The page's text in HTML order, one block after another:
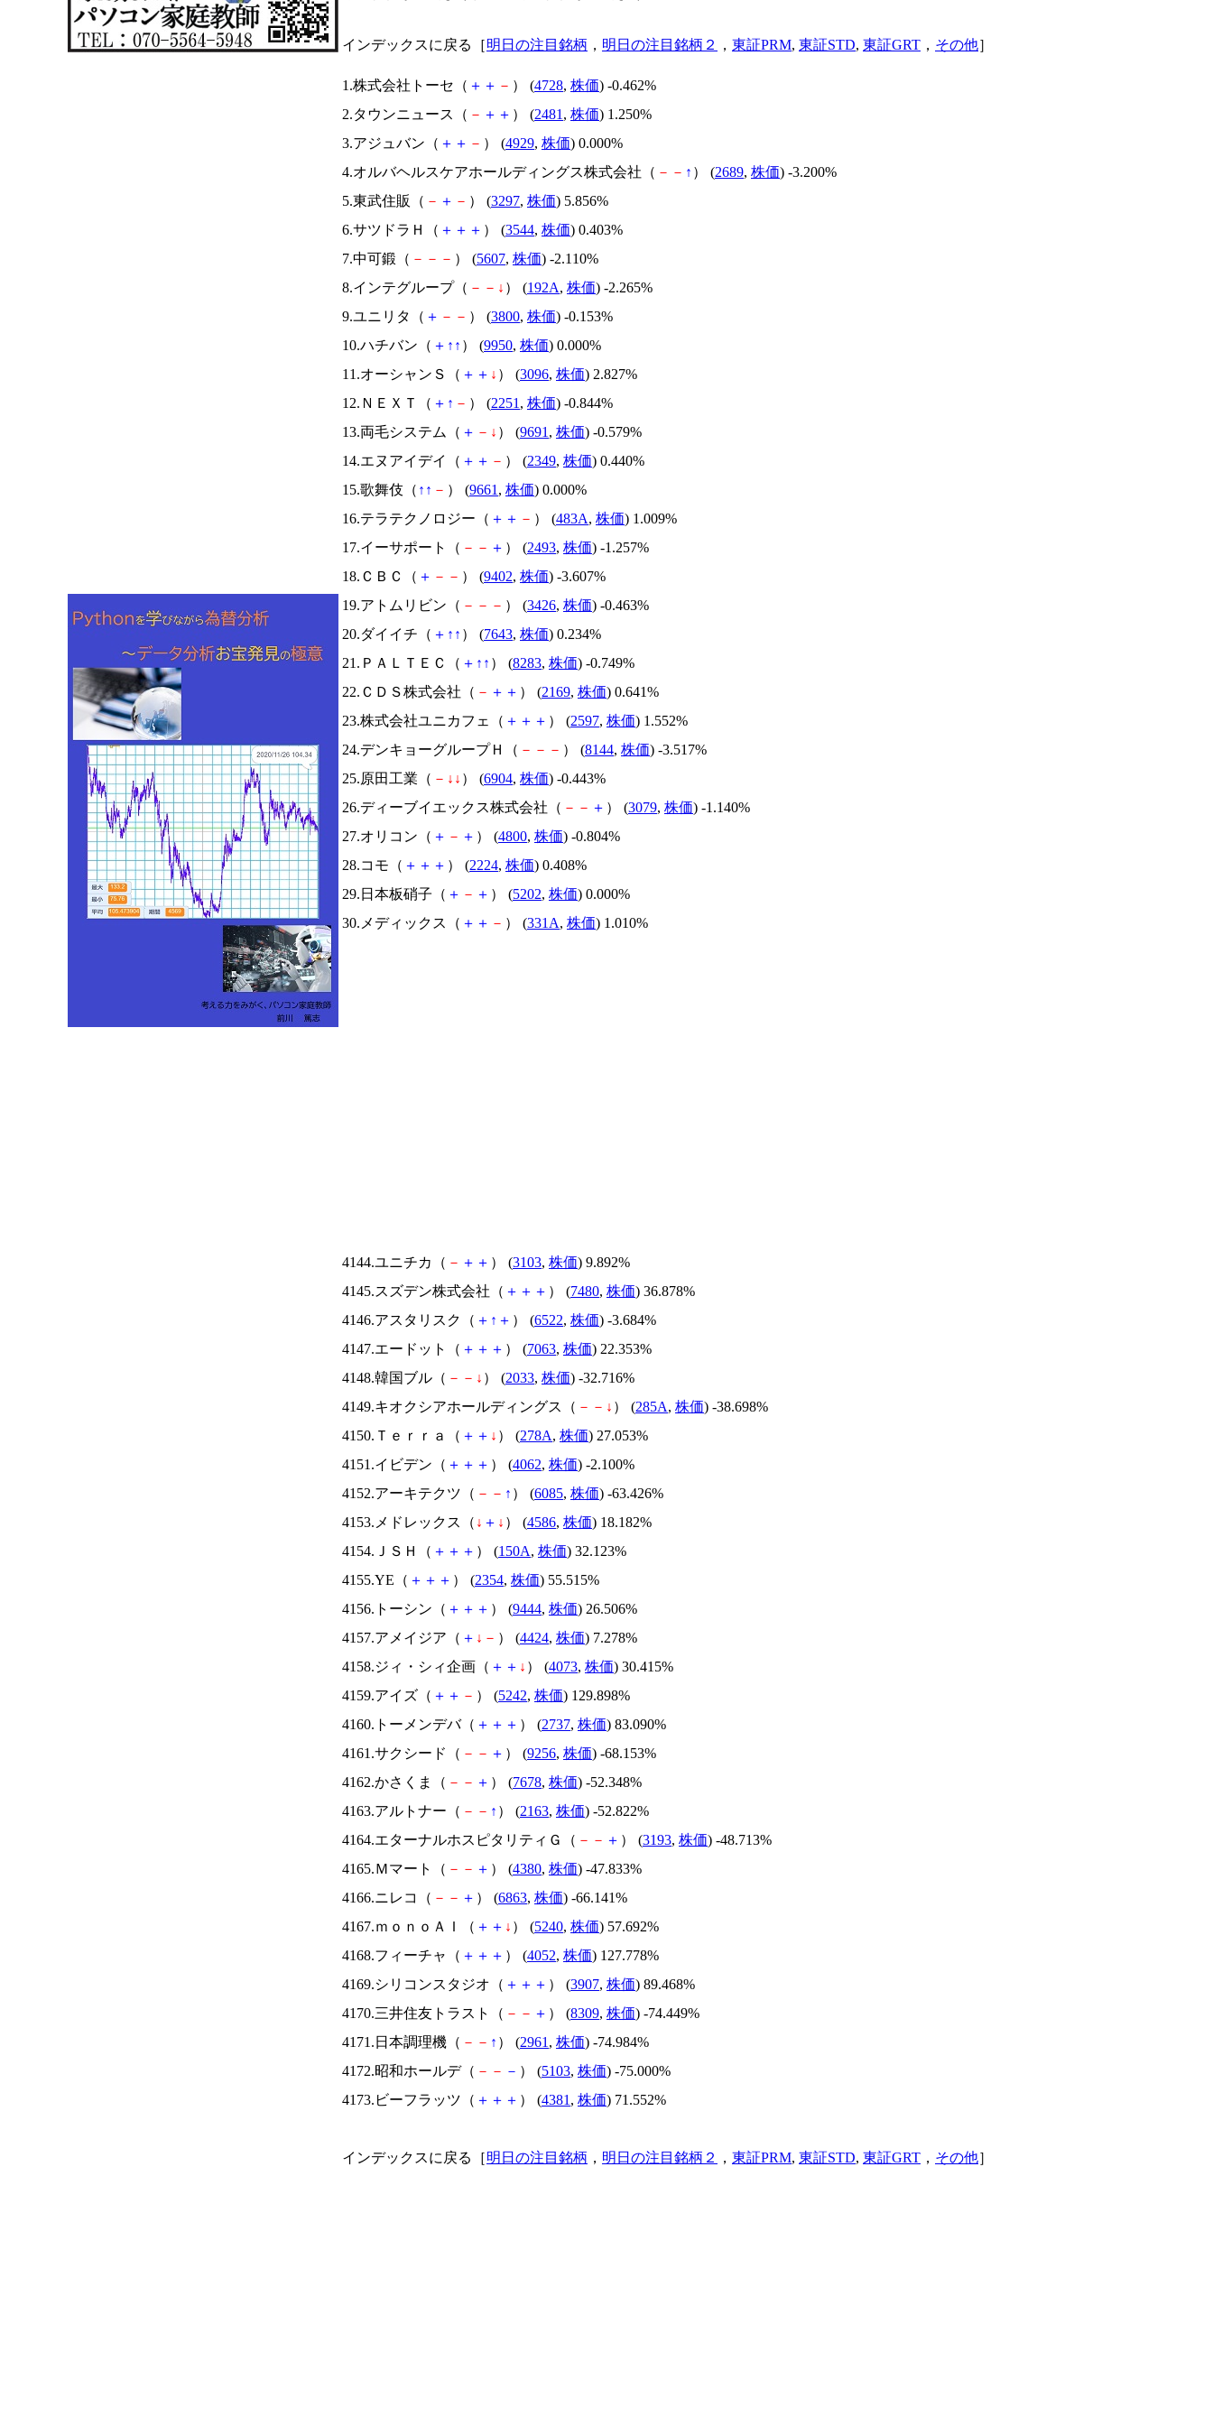
インデックスに戻る［明日の注目銘柄 ， 明日の注目銘柄２ ， 東証PRM, 東証STD, 東証GRT ， その他］
1.株式会社トーセ（ ＋ ＋ － ） (4728, 株価) -0.462%
2.タウンニュース（ － ＋ ＋ ） (2481 , 株価) 1.250%
3.アジュバン（ ＋ ＋ － ） (4929, 株価) 0.000%
4.オルバヘルスケアホールディングス株式会社（ － － ↑ ） (2689, 株価) -3.200%
5.東武住販（ － ＋ － ） (3297, 株価) 5.856%
6.サツドラＨ（ ＋ ＋ ＋ ） (3544, 株価) 0.403%
7.中可鍛（ － － － ） (5607, 株価) -2.110%
8.インテグループ（ － － ↓ ） (192A, 株価) -2.265%
9.ユニリタ（ ＋ － － ） (3800, 株価) -0.153%
10.ハチバン（ ＋ ↑ ↑ ） (9950, 株価) 0.000%
11.オーシャンＳ（ ＋ ＋ ↓ ） (3096, 株価) 2.827%
12.ＮＥＸＴ（ ＋ ↑ － ） (2251 , 株価) -0.844%
13.両毛システム（ ＋ － ↓ ） (9691 , 株価) -0.579%
14.エヌアイデイ（ ＋ ＋ － ） (2349, 株価) 0.440%
15.歌舞伎（ ↑ ↑ － ） (9661 , 株価) 0.000%
16.テラテクノロジー（ ＋ ＋ － ） (483A, 株価) 1.009%
17.イーサポート（ － － ＋ ） (2493, 株価) -1.257%
18.ＣＢＣ（ ＋ － － ） (9402, 株価) -3.607%
19.アトムリビン（ － － － ） (3426, 株価) -0.463%
20.ダイイチ（ ＋ ↑ ↑ ） (7643, 株価) 0.234%
21.ＰＡＬＴＥＣ（ ＋ ↑ ↑ ） (8283, 株価) -0.749%
22.ＣＤＳ株式会社（ － ＋ ＋ ） (2169, 株価) 0.641%
23.株式会社ユニカフェ（ ＋ ＋ ＋ ） (2597, 株価) 1.552%
24.デンキョーグループＨ（ － － － ） (8144, 株価) -3.517%
25.原田工業（ － ↓ ↓ ） (6904, 株価) -0.443%
26.ディーブイエックス株式会社（ － － ＋ ） (3079, 株価) -1.140%
27.オリコン（ ＋ － ＋ ） (4800, 株価) -0.804%
28.コモ（ ＋ ＋ ＋ ） (2224, 株価) 0.408%
29.日本板硝子（ ＋ － ＋ ） (5202, 株価) 0.000%
30.メディックス（ ＋ ＋ － ） (331A, 株価) 1.010%
4144.ユニチカ（ － ＋ ＋ ） (3103, 株価) 9.892%
4145.スズデン株式会社（ ＋ ＋ ＋ ） (7480, 株価) 36.878%
4146.アスタリスク（ ＋ ↑ ＋ ） (6522, 株価) -3.684%
4147.エードット（ ＋ ＋ ＋ ） (7063, 株価) 22.353%
4148.韓国ブル（ － － ↓ ） (2033, 株価) -32.716%
4149.キオクシアホールディングス（ － － ↓ ） (285A, 株価) -38.698%
4150.Ｔｅｒｒａ（ ＋ ＋ ↓ ） (278A, 株価) 27.053%
4151.イビデン（ ＋ ＋ ＋ ） (4062, 株価) -2.100%
4152.アーキテクツ（ － － ↑ ） (6085, 株価) -63.426%
4153.メドレックス（ ↓ ＋ ↓ ） (4586, 株価) 18.182%
4154.ＪＳＨ（ ＋ ＋ ＋ ） (150A, 株価) 32.123%
4155.YE（ ＋ ＋ ＋ ） (2354, 株価) 55.515%
4156.トーシン（ ＋ ＋ ＋ ） (9444, 株価) 26.506%
4157.アメイジア（ ＋ ↓ － ） (4424, 株価) 7.278%
4158.ジィ・シィ企画（ ＋ ＋ ↓ ） (4073, 株価) 30.415%
4159.アイズ（ ＋ ＋ － ） (5242, 株価) 129.898%
4160.トーメンデバ（ ＋ ＋ ＋ ） (2737, 株価) 83.090%
4161.サクシード（ － － ＋ ） (9256, 株価) -68.153%
4162.かさくま（ － － ＋ ） (7678, 株価) -52.348%
4163.アルトナー（ － － ↑ ） (2163, 株価) -52.822%
4164.エターナルホスピタリティＧ（ － － ＋ ） (3193, 株価) -48.713%
4165.Ｍマート（ － － ＋ ） (4380, 株価) -47.833%
4166.ニレコ（ － － ＋ ） (6863, 株価) -66.141%
4167.ｍｏｎｏＡＩ（ ＋ ＋ ↓ ） (5240, 株価) 57.692%
4168.フィーチャ（ ＋ ＋ ＋ ） (4052, 株価) 127.778%
4169.シリコンスタジオ（ ＋ ＋ ＋ ） (3907, 株価) 89.468%
4170.三井住友トラスト（ － － ＋ ） (8309, 株価) -74.449%
4171.日本調理機（ － － ↑ ） (2961 , 株価) -74.984%
4172.昭和ホールデ（ － － － ） (5103, 株価) -75.000%
4173.ビーフラッツ（ ＋ ＋ ＋ ） (4381 , 株価) 71.552%
インデックスに戻る［明日の注目銘柄 ， 明日の注目銘柄２ ， 東証PRM, 東証STD, 東証GRT ， その他］